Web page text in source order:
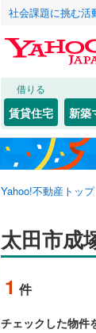
社会課題に挑む活
借りる
賃貸住宅 新築
Yahoo!不動産トップ
太田市成
1 件
チェックした物件
北海道
東北
関東
信越・北
近畿
JR
こだわり